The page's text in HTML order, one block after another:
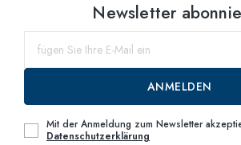
Newsletter
ANMELDEN
Mit der Anmeldung zum Newsletter
Datenschutzerklärung